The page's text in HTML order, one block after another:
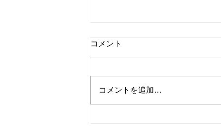
コメント
コメントを追加…